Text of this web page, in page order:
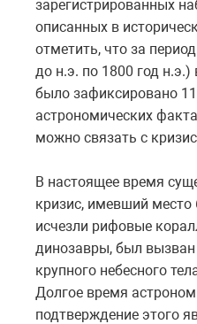
зарегистрированных
описанных в
отметить, что за
до н.э. по 1800 год
было зафиксировано
астрономических
можно связать с
В настоящее время
кризис, имевший место
исчезли рифовые
динозавры, был
крупного небесного
Долгое время
подтверждение этого